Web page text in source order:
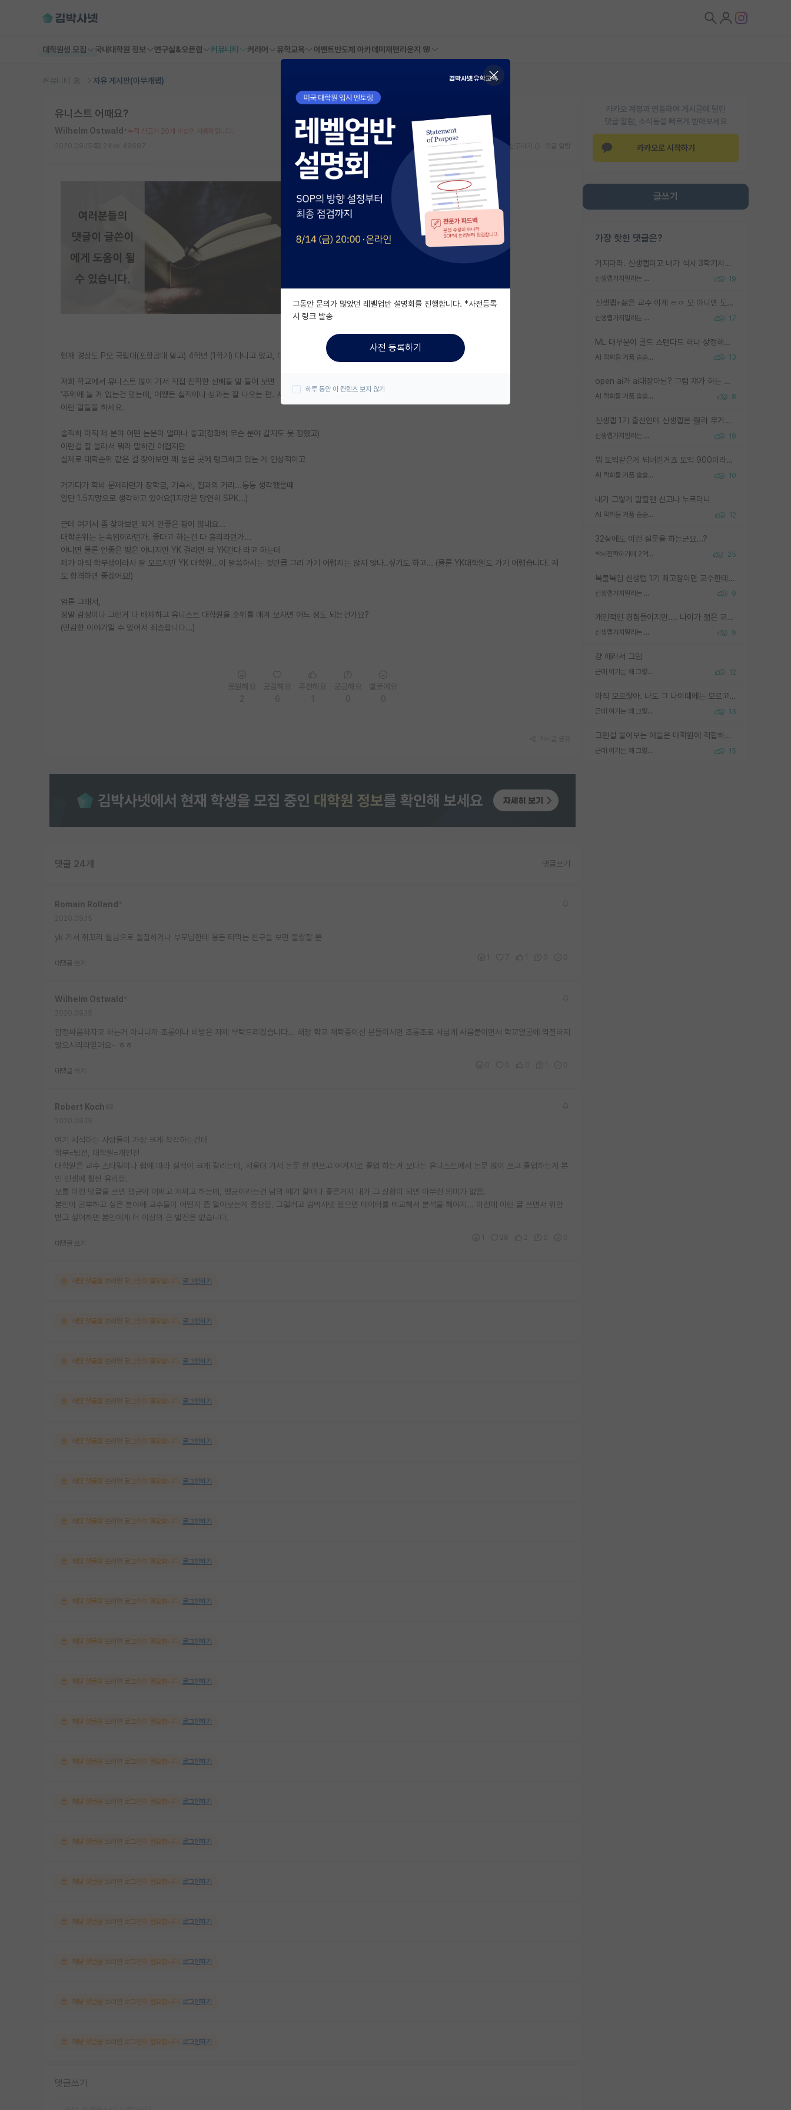
대학원생 모집 국내대학원 정보 연구실&오픈랩 커뮤니티 커리어 유학교육 이벤트반도체 아카데미 재팬라운지 🌸
커뮤니티 홈 자유 게시판(아무개랩)
카카오 계정과 연동하여 게시글에 달린
댓글 알람, 소식등을 빠르게 받아보세요
카카오로 시작하기
글쓰기
가장 핫한 댓글은?
가지마라. 신생랩이고 내가 석사 3학기차인데 최고참인데 나도 아무것도 모르는데 교수가 후배들 왜 논문 교육 안시키냐. 논문 왜 안 써오냐 닦달한다
신생랩가지말라는 이유가 있었구나 19
신생랩+젊은 교수 이게 ㄹㅇ 모 아니면 도인듯.
신생랩가지말라는 이유가 있었구나 17
ML 대부분이 골드 스탠다드 하나 상정해놓고 (벤치마크 데이터셋이 여러 개면 여러 개 상정) 그거 얼마나 잘 맞추나 싸움임 가끔 번뜩이는 설계 철학을 보여주는 논문들도 있지만 대부분 그거 성적 얼마나 더 올리느라에 혈안이 되어 있는 측면이 잇음
AI 학회들 거품 슬슬 지적이 나오네요 13
open ai가 ai대장아님? 그럼 쟤가 하는 말이 다 맞겠네
AI 학회들 거품 슬슬 지적이 나오네요 8
신생랩 1기 출신인데 신생랩은 줠라 무거운 바벨 같은거임. 들면 대박인데 못들면 깔려 죽음. 아무도 알려주지 않는 환경에서 자생해야하지만, 일단 살아남았다면 그 어떤 사람보다 악착같고 생존력 높은 사람으로 거듭날 수 있음
신생랩가지말라는 이유가 있었구나 19
뭐 토익같은게 되버린거죠 토익 900이라고 영어잘하는건 아닙니다만 잘하는사람은 다 900을 넘는 그런
AI 학회들 거품 슬슬 지적이 나오네요 10
내가 그렇게 말할땐 신고나 누르더니
AI 학회들 거품 슬슬 지적이 나오네요 12
32살에도 이런 질문을 하는군요...?
박사진학하기에 2억은 괜찮은 (?) 정도의 경제력인가요 25
복불복임 신생랩 1기 최고참이면 교수한테 직접 지도받는 시간이 매우 많음 제대로 된 교수라면 말이지 그게 아니라면 그냥 넌 해방 불가능한 노예 1호에 감점쓰레기통이 되는거고
신생랩가지말라는 이유가 있었구나 9
개인적인 경험들이지만.... 나이가 젊은 교수일수록 꼰대라는 가면을 쓴 채로 무례함을 행동하는 경우가 거의 90% 정도였음. 나이가 어린데 다른 또래들과 달리 명예, 권력, 재력까지 얻었으니 세상 다 가진 기분이겠지. 오히러 나이 든 교수들이 행동과 말을 더 조심하시더라.
신생랩가지말라는 이유가 있었구나 9
걍 애라서 그럼
근데 여기는 왜 그렇게 SPK를 물어보는거임? 12
아직 모르잖아. 나도 그 나이때에는 모르고 평가 받고 안심하고 싶었어.
근데 여기는 왜 그렇게 SPK를 물어보는거임? 13
그런걸 물어보는 애들은 대학원에 적합하지 않다
근데 여기는 왜 그렇게 SPK를 물어보는거임? 15
유니스트 어때요?
Wilhelm Ostwald
누적 신고가 20개 이상인 사용자입니다.
스크랩 신고하기
현재 경상도 P모 국립대(포항공대 말고) 4학년 (1학기) 다니고 있고, 대학원 생각 중인데...
저희 학교에서 유니스트 많이 가서 직접 진학한 선배들 말 들어 보면
'주위에 놀 거 없는건 맞는데, 어쨌든 실적이나 성과는 잘 나오는 편. 서울 웬만한 사립대보다는 유니스트가 좋을 듯'
이런 말들을 하세요.
솔직히 아직 제 분야 어떤 논문이 얼마나 좋고(정확히 무슨 분야 갈지도 못 정했고)
이런걸 잘 몰라서 뭐라 말하긴 어렵지만
실제로 대학순위 같은 걸 찾아보면 꽤 높은 곳에 랭크하고 있는 게 인상적이고
거기다가 학비 문제라던가 장학금, 기숙사, 집과의 거리...등등 생각했을때
일단 1.5지망으로 생각하고 있어요(1지망은 당연히 SPK...)
근데 여기서 좀 찾아보면 되게 안좋은 평이 많네요...
대학순위는 눈속임이라던가. 좋다고 하는건 다 훌리라던가...
아니면 물론 안좋은 평은 아니지만 YK 걸리면 닥 YK간다 라고 하는데
제가 아직 학부생이라서 잘 모르지만 YK 대학원...이 말씀하시는 것만큼 그리 가기 어렵지는 않지 않나..싶기도 하고... (물론 YK대학원도 가기 어렵습니다. 저
도 합격하면 좋겠어요!)
암튼 그래서,
정말 감정이나 그런거 다 배제하고 유니스트 대학원을 순위를 매겨 보자면 어느 정도 되는건가요?
(민감한 이야기일 수 있어서 죄송합니다...)
댓글 24개 댓글쓰기
Romain Rolland
yk 가서 쥐꼬리 월급으로 풀칠하거나 부모님한테 용돈 타먹는 친구들 보면 불쌍할 뿐
대댓글 쓰기
Wilhelm Ostwald
감정싸움하자고 하는거 아니니까 조롱이나 비방은 자제 부탁드리겠습니다... 해당 학교 재학중이신 분들이시면 조롱조로 사납게 싸움붙이면서 학교얼굴에 먹칠하지
않으시리라믿어요~ ㅎㅎ
대댓글 쓰기
Robert Koch
여기 서식하는 사람들이 가장 크게 착각하는건데
학부=팀전, 대학원=개인전
대학원은 교수 스타일이나 랩에 따라 실적이 크게 갈리는데, 서울대 가서 논문 한 편쓰고 어거지로 졸업 하는거 보다는 유니스트에서 논문 많이 쓰고 졸업하는게 본
인 인생에 훨씬 유리함.
보통 이런 댓글을 쓰면 평균이 어쩌고 저쩌고 하는데, 평균이라는건 남의 얘기 할때나 좋은거지 내가 그 상황이 되면 아무런 의미가 없음.
본인이 공부하고 싶은 분야에 교수들이 어떤지 좀 알아보는게 중요함. 그럴려고 김박사넷 왔으면 데이터를 비교해서 분석을 해야지... 이런데 이런 글 쓰면서 위안
받고 싶어하면 본인에게 더 이상의 큰 발전은 없습니다.
대댓글 쓰기
해당 댓글을 보려면 로그인이 필요합니다. 로그인하기
해당 댓글을 보려면 로그인이 필요합니다. 로그인하기
해당 댓글을 보려면 로그인이 필요합니다. 로그인하기
해당 댓글을 보려면 로그인이 필요합니다. 로그인하기
해당 댓글을 보려면 로그인이 필요합니다. 로그인하기
해당 댓글을 보려면 로그인이 필요합니다. 로그인하기
해당 댓글을 보려면 로그인이 필요합니다. 로그인하기
해당 댓글을 보려면 로그인이 필요합니다. 로그인하기
해당 댓글을 보려면 로그인이 필요합니다. 로그인하기
해당 댓글을 보려면 로그인이 필요합니다. 로그인하기
해당 댓글을 보려면 로그인이 필요합니다. 로그인하기
해당 댓글을 보려면 로그인이 필요합니다. 로그인하기
해당 댓글을 보려면 로그인이 필요합니다. 로그인하기
해당 댓글을 보려면 로그인이 필요합니다. 로그인하기
해당 댓글을 보려면 로그인이 필요합니다. 로그인하기
해당 댓글을 보려면 로그인이 필요합니다. 로그인하기
해당 댓글을 보려면 로그인이 필요합니다. 로그인하기
해당 댓글을 보려면 로그인이 필요합니다. 로그인하기
해당 댓글을 보려면 로그인이 필요합니다. 로그인하기
해당 댓글을 보려면 로그인이 필요합니다. 로그인하기
댓글쓰기
그동안 문의가 많았던 레벨업반 설명회를 진행합니다. *사전등록
시 링크 발송
사전 등록하기
하루 동안 이 컨텐츠 보지 않기